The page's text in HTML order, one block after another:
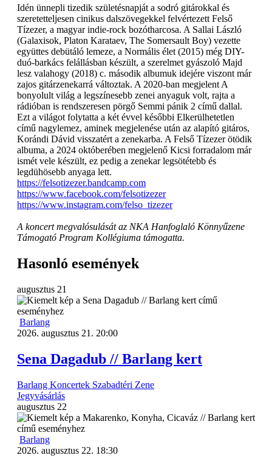
Idén ünnepli tizedik születésnapját a sodró gitárokkal és
szeretetteljesen cinikus dalszövegekkel felvértezett Felső
Tízezer, a magyar indie-rock bozótharcosa. A Sallai László
(Galaxisok, Platon Karataev, The Somersault Boy) vezette
együttes debütáló lemeze, a Normális élet (2015) még DIY-
duó-barkács felállásban készült, a szerelmet gyászoló Majd
lesz valahogy (2018) c. második albumuk idejére viszont már
zajos gitárzenekarrá változtak. A 2020-ban megjelent A
bonyolult világ a legszínesebb zenei anyaguk volt, rajta a
rádióban is rendszeresen pörgő Semmi pánik 2 című dallal.
Ezt a világot folytatta a két évvel későbbi Elkerülhetetlen
című nagylemez, aminek megjelenése után az alapító gitáros,
Korándi Dávid visszatért a zenekarba. A Felső Tízezer ötödik
albuma, a 2024 októberében megjelenő Kicsi forradalom már
ismét vele készült, ez pedig a zenekar legsötétebb és
legdühösebb anyaga lett.
https://felsotizezer.bandcamp.com
https://www.facebook.com/felsotizezer
https://www.instagram.com/felso_tizezer
A koncert megvalósulását az NKA Hanfoglaló Könnyűzene
Támogató Program Kollégiuma támogatta.
Hasonló események
augusztus 21
Barlang
2026. augusztus 21. 20:00
Sena Dagadub // Barlang kert
Barlang Koncertek Szabadtéri Zene
Jegyvásárlás
augusztus 22
Barlang
2026. augusztus 22. 18:30